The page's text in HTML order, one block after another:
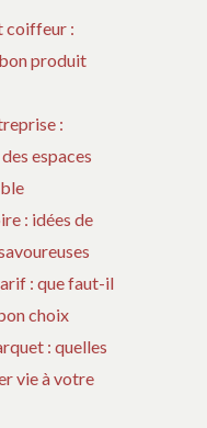
coiffeur :
produit
:
espaces
: idées de
: que faut-il
choix
: quelles
vie à votre